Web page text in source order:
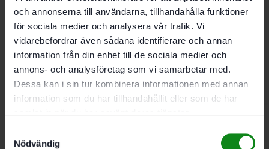
och annonserna till användarna, tillhandahålla funktioner
för sociala medier och analysera vår trafik. Vi
vidarebefordrar även sådana identifierare och annan
information från din enhet till de sociala medier och
annons- och analysföretag som vi samarbetar med.
Dessa kan i sin tur kombinera informationen med annan
information som du har tillhandahållit eller som de har
Nödvändig
Festool Standardstädset
RS-ST D 27/36-Plus
1426kr
Festool Filter HF-CT